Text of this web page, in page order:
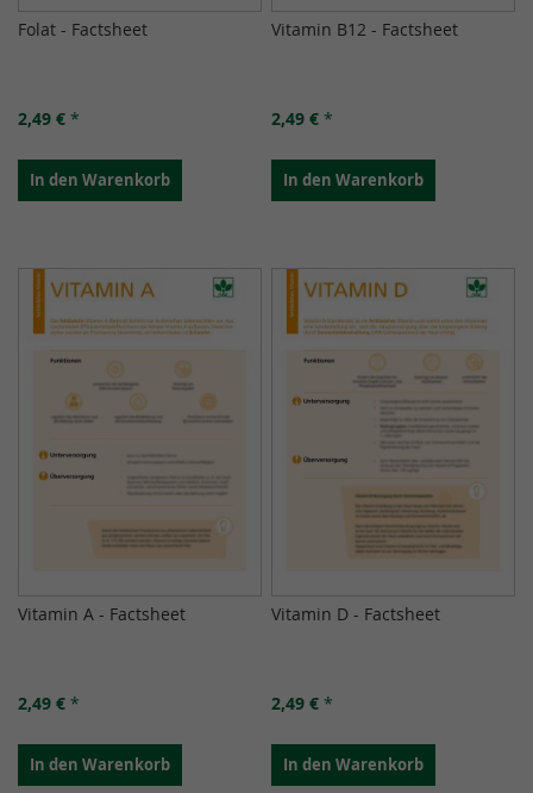
Folat - Factsheet
2,49 € *
In den Warenkorb
Vitamin B12 - Factsheet
2,49 € *
In den Warenkorb
Vitamin A - Factsheet
2,49 € *
In den Warenkorb
Vitamin D - Factsheet
2,49 € *
In den Warenkorb